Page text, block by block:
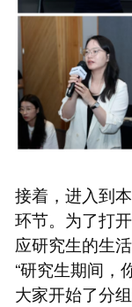
接着，进入到
环节。为了打
应研究生的生
“研究生期间，
大家开始了分组